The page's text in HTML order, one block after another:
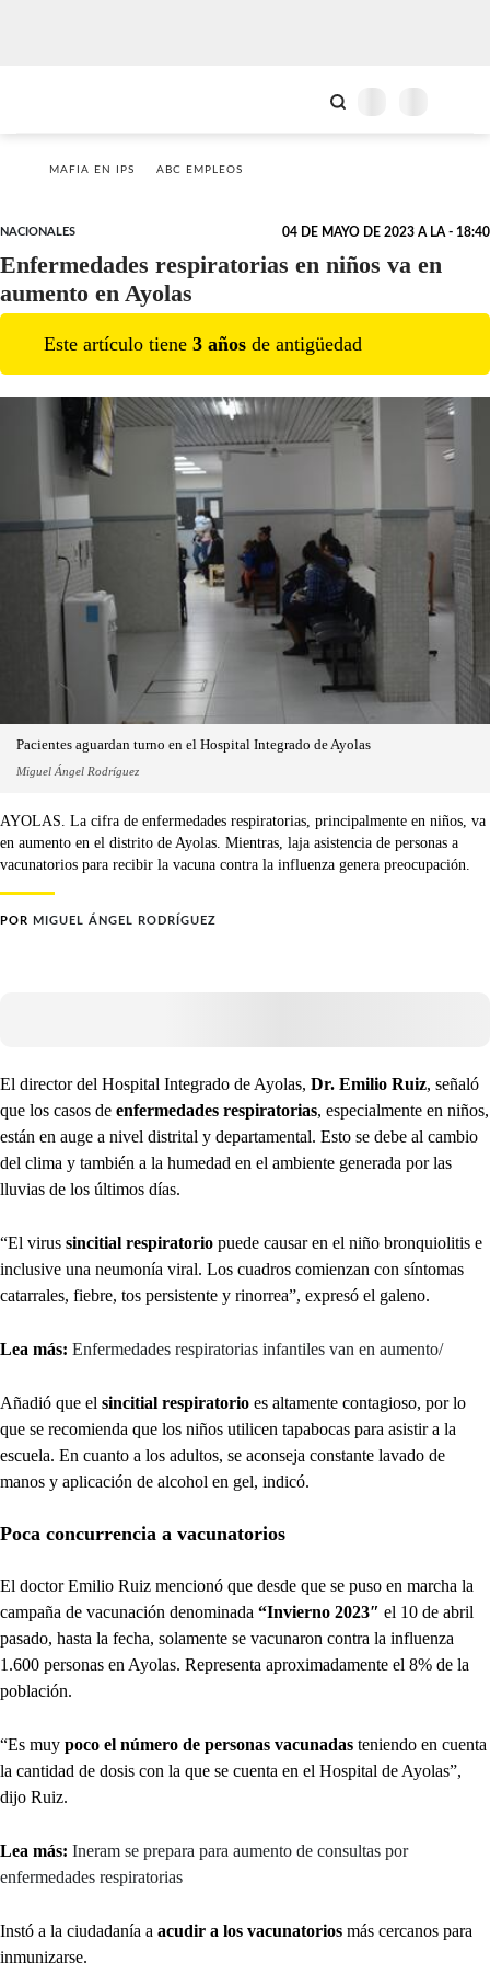
MAFIA EN IPS ABC EMPLEOS
NACIONALES 04 DE MAYO DE 2023 A LA - 18:40
Enfermedades respiratorias en niños va en
aumento en Ayolas
Este artículo tiene 3 años de antigüedad
Pacientes aguardan turno en el Hospital Integrado de Ayolas
Miguel Ángel Rodríguez
AYOLAS. La cifra de enfermedades respiratorias, principalmente en niños, va
en aumento en el distrito de Ayolas. Mientras, laja asistencia de personas a
vacunatorios para recibir la vacuna contra la influenza genera preocupación.
POR MIGUEL ÁNGEL RODRÍGUEZ
El director del Hospital Integrado de Ayolas, Dr. Emilio Ruiz, señaló
que los casos de enfermedades respiratorias, especialmente en niños,
están en auge a nivel distrital y departamental. Esto se debe al cambio
del clima y también a la humedad en el ambiente generada por las
lluvias de los últimos días.
“El virus sincitial respiratorio puede causar en el niño bronquiolitis e
inclusive una neumonía viral. Los cuadros comienzan con síntomas
catarrales, fiebre, tos persistente y rinorrea”, expresó el galeno.
Lea más: Enfermedades respiratorias infantiles van en aumento/
Añadió que el sincitial respiratorio es altamente contagioso, por lo
que se recomienda que los niños utilicen tapabocas para asistir a la
escuela. En cuanto a los adultos, se aconseja constante lavado de
manos y aplicación de alcohol en gel, indicó.
Poca concurrencia a vacunatorios
El doctor Emilio Ruiz mencionó que desde que se puso en marcha la
campaña de vacunación denominada “Invierno 2023″ el 10 de abril
pasado, hasta la fecha, solamente se vacunaron contra la influenza
1.600 personas en Ayolas. Representa aproximadamente el 8% de la
población.
“Es muy poco el número de personas vacunadas teniendo en cuenta
la cantidad de dosis con la que se cuenta en el Hospital de Ayolas”,
dijo Ruiz.
Lea más: Ineram se prepara para aumento de consultas por
enfermedades respiratorias
Instó a la ciudadanía a acudir a los vacunatorios más cercanos para
inmunizarse.